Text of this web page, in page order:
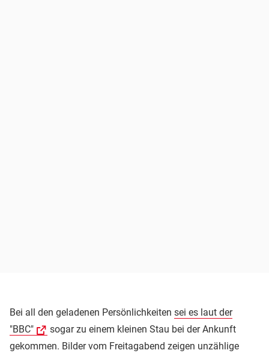
Bei all den geladenen Persönlichkeiten sei es laut der
"BBC"
sogar zu einem kleinen Stau bei der Ankunft
gekommen. Bilder vom Freitagabend zeigen unzählige